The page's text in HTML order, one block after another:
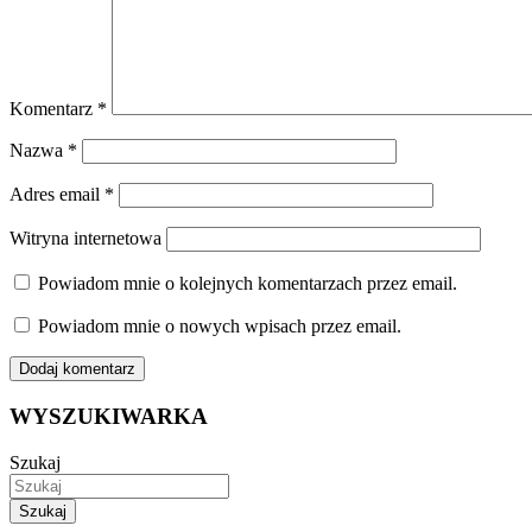
Komentarz *
Nazwa *
Adres email *
Witryna internetowa
Powiadom mnie o kolejnych komentarzach przez email.
Powiadom mnie o nowych wpisach przez email.
WYSZUKIWARKA
Szukaj
Szukaj